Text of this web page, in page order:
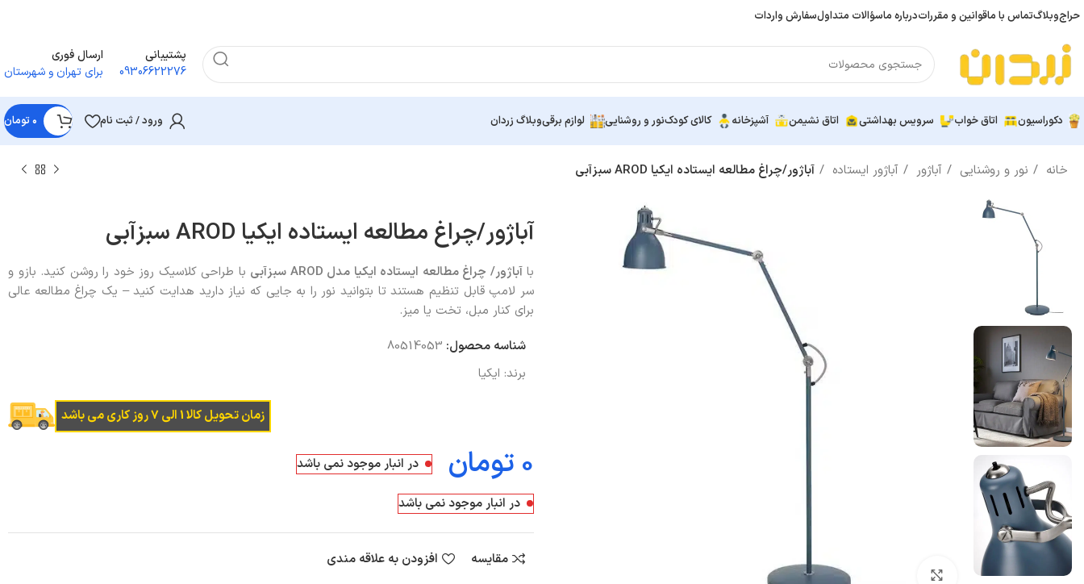
حراجوبلاگتماس با ماقوانین و مقرراتدرباره ماسؤالات متداولسفارش واردات
پشتیبانی
09306622276
ارسال فوری
برای تهران و شهرستان
دکوراسیون اتاق خواب سرویس بهداشتی اتاق نشیمن آشپزخانه کالای کودکنور و روشنایی لوازم برقیوبلاگ زردان ورود / ثبت نام ۰تومان
خانه نور و روشنایی آباژور آباژور ایستاده آباژور/چراغ مطالعه ایستاده ایکیا AROD سبزآبی
بزرگنمایی تصویر
آباژور/چراغ مطالعه ایستاده ایکیا AROD سبزآبی
باآباژور/ چراغ مطالعه ایستاده ایکیا مدل سبزآبی با طراحی کلاسیک روز خود را روشن کنید. بازو و
سر لامپ قابل تنظیم هستند تا بتوانید نور را به جایی که نیاز دارید هدایت کنید – یک چراغ مطالعه عالی
برای کنار مبل، تخت یا میز.
شناسه محصول: 80514053
برند: ایکیا
زمان تحویل کالا 1 الی 7 روز کاری می باشد
تومان در انبار موجود نمی باشد
در انبار موجود نمی باشد
مقایسه افزودن به علاقه مندی